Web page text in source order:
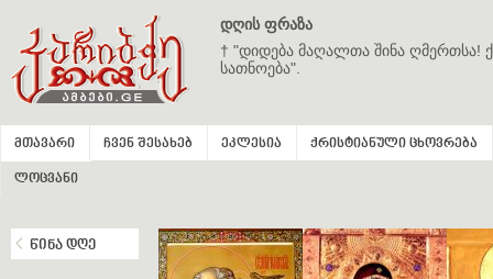
დღის ფრაზა
† "დიდება მაღალთა შინა ღმერთსა!
სათნოება".
მთავარი ჩვენ შესახებ ეკლესია ქრისტიანული ცხოვრება
ლოცვანი
წინა დღე